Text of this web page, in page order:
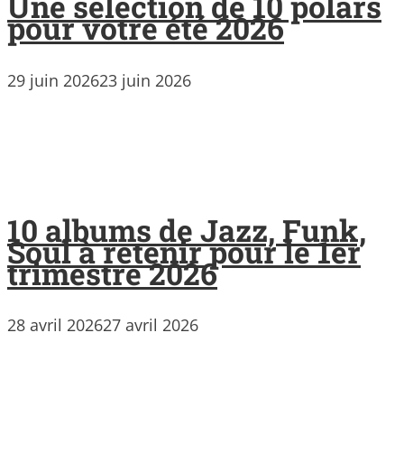
pour votre été 2026
29 juin 202623 juin 2026
10 albums de Jazz, Funk,
Soul à retenir pour le 1er
trimestre 2026
28 avril 202627 avril 2026